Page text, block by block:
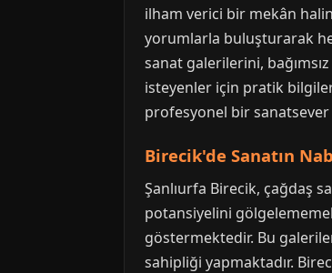
ilham verici bir mekân
yorumlarla buluşturarak
sanat galerilerini,
isteyenler için pratik
profesyonel bir sanatsever
Birecik'de Sanatın
Şanlıurfa Birecik, çağdaş
potansiyelini
göstermektedir. Bu
sahipliği yapmaktadır.